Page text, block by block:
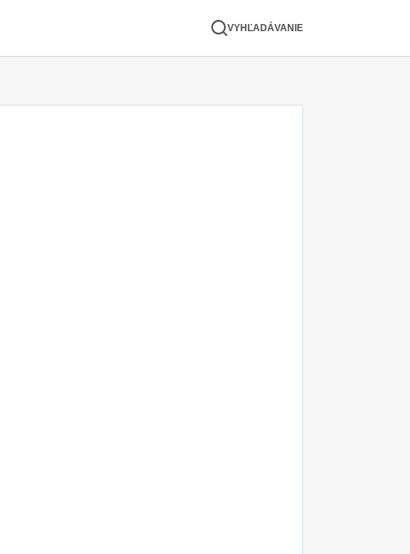
VYHĽADÁVANIE